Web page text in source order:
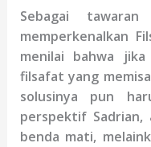
Sebagai
memperkenalkan
menilai bahwa
filsafat yang
solusinya pun
perspektif Sadrian,
benda mati,